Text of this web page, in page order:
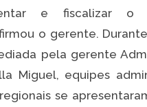
e fiscalizar o
o gerente.
pela gerente
Miguel, equipes
se